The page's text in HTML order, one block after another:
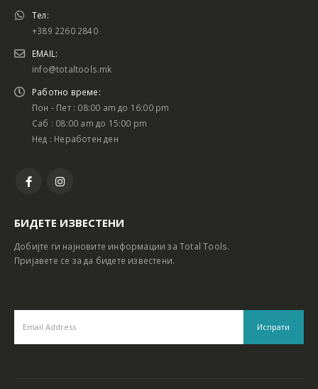
Тел:
+389 2260 2840
EMAIL:
info@totaltools.mk
Работно време:
Пон - Пет : 08:00 am до 16:00 pm
Саб : 08:00 am до 15:00 pm
Нед : Неработен ден
БИДЕТЕ ИЗВЕСТЕНИ
Добијте ги најновите информации за Total Tools.
Пријавете се за да бидете известени.